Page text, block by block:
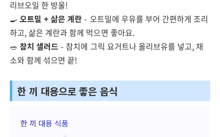
리브오일 한 방울!
🍳오트밀 + 삶은 계란 – 오트밀에 우유를 부어 간편하게 조리
하고, 삶은 계란과 함께 먹으면 좋아요.
🥗참치 샐러드 – 참치에 그릭 요거트나 올리브유를 넣고, 채
소와 함께 섞으면 끝!
한 끼 대용으로 좋은 음식